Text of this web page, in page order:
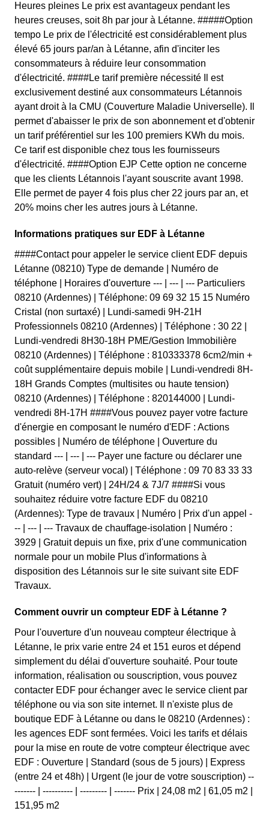
Heures pleines Le prix est avantageux pendant les
heures creuses, soit 8h par jour à Létanne. #####Option
tempo Le prix de l'électricité est considérablement plus
élevé 65 jours par/an à Létanne, afin d'inciter les
consommateurs à réduire leur consommation
d'électricité. ####Le tarif première nécessité Il est
exclusivement destiné aux consommateurs Létannois
ayant droit à la CMU (Couverture Maladie Universelle). Il
permet d'abaisser le prix de son abonnement et d'obtenir
un tarif préférentiel sur les 100 premiers KWh du mois.
Ce tarif est disponible chez tous les fournisseurs
d'électricité. ####Option EJP Cette option ne concerne
que les clients Létannois l'ayant souscrite avant 1998.
Elle permet de payer 4 fois plus cher 22 jours par an, et
20% moins cher les autres jours à Létanne.
Informations pratiques sur EDF à Létanne
####Contact pour appeler le service client EDF depuis
Létanne (08210) Type de demande | Numéro de
téléphone | Horaires d'ouverture --- | --- | --- Particuliers
08210 (Ardennes) | Téléphone: 09 69 32 15 15 Numéro
Cristal (non surtaxé) | Lundi-samedi 9H-21H
Professionnels 08210 (Ardennes) | Téléphone : 30 22 |
Lundi-vendredi 8H30-18H PME/Gestion Immobilière
08210 (Ardennes) | Téléphone : 810333378 6cm2/min +
coût supplémentaire depuis mobile | Lundi-vendredi 8H-
18H Grands Comptes (multisites ou haute tension)
08210 (Ardennes) | Téléphone : 820144000 | Lundi-
vendredi 8H-17H ####Vous pouvez payer votre facture
d'énergie en composant le numéro d'EDF : Actions
possibles | Numéro de téléphone | Ouverture du
standard --- | --- | --- Payer une facture ou déclarer une
auto-relève (serveur vocal) | Téléphone : 09 70 83 33 33
Gratuit (numéro vert) | 24H/24 & 7J/7 ####Si vous
souhaitez réduire votre facture EDF du 08210
(Ardennes): Type de travaux | Numéro | Prix d'un appel -
-- | --- | --- Travaux de chauffage-isolation | Numéro :
3929 | Gratuit depuis un fixe, prix d'une communication
normale pour un mobile Plus d'informations à
disposition des Létannois sur le site suivant site EDF
Travaux.
Comment ouvrir un compteur EDF à Létanne ?
Pour l'ouverture d'un nouveau compteur électrique à
Létanne, le prix varie entre 24 et 151 euros et dépend
simplement du délai d'ouverture souhaité. Pour toute
information, réalisation ou souscription, vous pouvez
contacter EDF pour échanger avec le service client par
téléphone ou via son site internet. Il n'existe plus de
boutique EDF à Létanne ou dans le 08210 (Ardennes) :
les agences EDF sont fermées. Voici les tarifs et délais
pour la mise en route de votre compteur électrique avec
EDF : Ouverture | Standard (sous de 5 jours) | Express
(entre 24 et 48h) | Urgent (le jour de votre souscription) --
------- | ---------- | --------- | ------- Prix | 24,08 m2 | 61,05 m2 |
151,95 m2